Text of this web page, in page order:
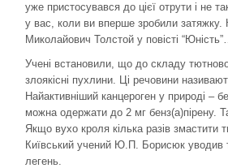
уже пристосувався до цієї отрути і не
у вас, коли ви вперше зробили затяжку.
Миколайович Толстой у повісті
Учені встановили, що до складу
злоякісні пухлини. Ці речовини
Найактивніший канцероген у природі –
можна одержати до 2 мг бенз(а)пірену.
Якщо вухо кроля кілька разів змастити
Київський учений Ю.П. Борисюк
легень.